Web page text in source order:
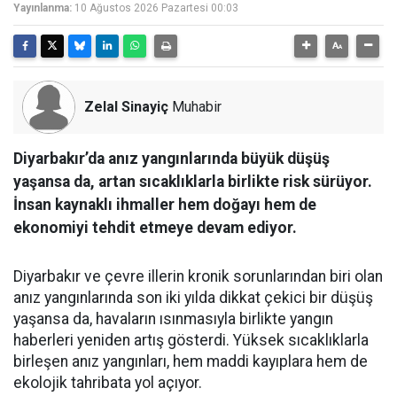
Yayınlanma: 10 Ağustos 2026 Pazartesi 00:03
Zelal Sinayiç Muhabir
Diyarbakır’da anız yangınlarında büyük düşüş
yaşansa da, artan sıcaklıklarla birlikte risk sürüyor.
İnsan kaynaklı ihmaller hem doğayı hem de
ekonomiyi tehdit etmeye devam ediyor.
Diyarbakır ve çevre illerin kronik sorunlarından biri olan
anız yangınlarında son iki yılda dikkat çekici bir düşüş
yaşansa da, havaların ısınmasıyla birlikte yangın
haberleri yeniden artış gösterdi. Yüksek sıcaklıklarla
birleşen anız yangınları, hem maddi kayıplara hem de
ekolojik tahribata yol açıyor.